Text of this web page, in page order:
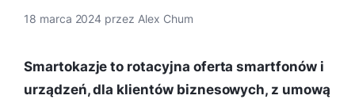
18 marca 2024 przez Alex Chum
Smartokazje to rotacyjna oferta smartfonów i
urządzeń, dla klientów biznesowych, z umową